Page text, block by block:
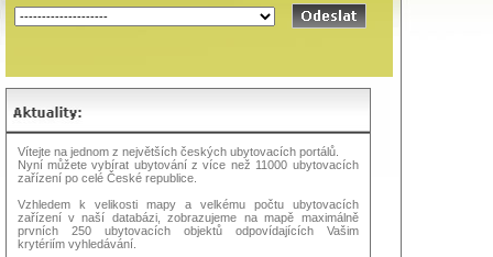
Vítejte na jednom z největších českých ubytovacích portálů.
Nyní můžete vybírat ubytování z více než 11000 ubytovacích
zařízení po celé České republice.
Vzhledem k velikosti mapy a velkému počtu ubytovacích
zařízení v naší databázi, zobrazujeme na mapě maximálně
prvních 250 ubytovacích objektů odpovídajících Vašim
krytériím vyhledávání.